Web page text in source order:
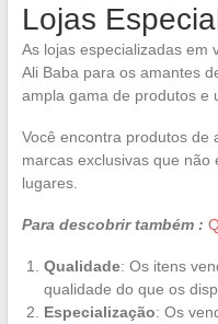
Lojas
As lojas especializadas em
Ali Baba para os amantes
ampla gama de produtos e
Você encontra produtos de
marcas exclusivas que
lugares.
Para descobrir também :
Qualidade: Os itens
qualidade do que os
Especialização: Os